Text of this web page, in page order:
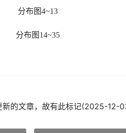
分布图4~13
分布图14~35
新的文章，故有此标记(2025-12-